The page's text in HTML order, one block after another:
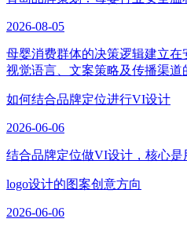
2026-08-05
母婴消费群体的决策逻辑建立
视觉语言、文案策略及传播渠道
如何结合品牌定位进行VI设计
2026-06-06
结合品牌定位做VI设计，核心
logo设计的图案创意方向
2026-06-06